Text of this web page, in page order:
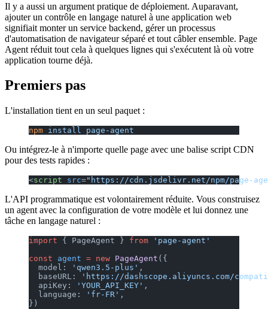
Il y a aussi un argument pratique de déploiement. Auparavant,
ajouter un contrôle en langage naturel à une application web
signifiait monter un service backend, gérer un processus
d'automatisation de navigateur séparé et tout câbler ensemble. Page
Agent réduit tout cela à quelques lignes qui s'exécutent là où votre
application tourne déjà.
Premiers pas
L'installation tient en un seul paquet :
npm install page-agent
Ou intégrez-le à n'importe quelle page avec une balise script CDN
pour des tests rapides :
<script src="https://cdn.jsdelivr.net/npm/page-
L'API programmatique est volontairement réduite. Vous construisez
un agent avec la configuration de votre modèle et lui donnez une
tâche en langage naturel :
import { PageAgent } from 'page-agent'
const agent = new PageAgent ({
  model:
'qwen3.5-plus' ,
  baseURL:
'https://dashscope.aliyuncs.com/
  apiKey:
'YOUR_API_KEY' ,
  language:
'fr-FR' ,
})